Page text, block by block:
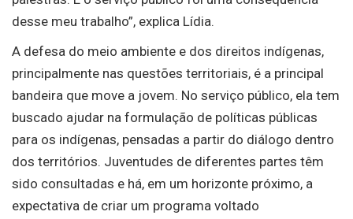
desse meu trabalho”, explica Lídia.
A defesa do meio ambiente e dos direitos indígenas,
principalmente nas questões territoriais, é a principal
bandeira que move a jovem. No serviço público, ela tem
buscado ajudar na formulação de políticas públicas
para os indígenas, pensadas a partir do diálogo dentro
dos territórios. Juventudes de diferentes partes têm
sido consultadas e há, em um horizonte próximo, a
expectativa de criar um programa voltado